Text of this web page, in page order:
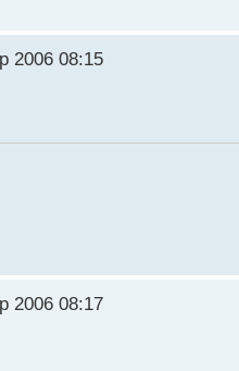
2006 08:15
2006 08:17